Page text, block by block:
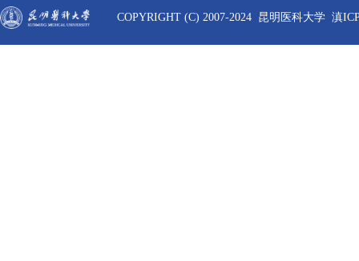
COPYRIGHT (C) 2007-2024 昆明医科大学 滇